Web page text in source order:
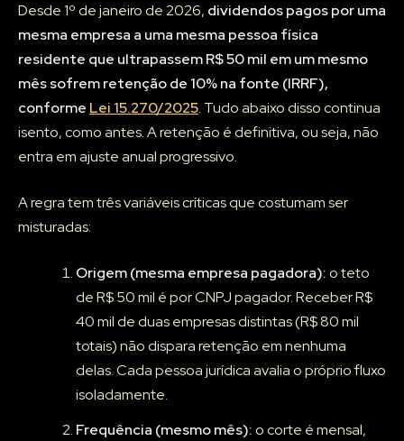
Desde 1º de janeiro de 2026, dividendos pagos por uma
mesma empresa a uma mesma pessoa física
residente que ultrapassem R$ 50 mil em um mesmo
mês sofrem retenção de 10% na fonte (IRRF),
conforme Lei 15.270/2025. Tudo abaixo disso continua
isento, como antes. A retenção é definitiva, ou seja, não
entra em ajuste anual progressivo.
A regra tem três variáveis críticas que costumam ser
misturadas:
Origem (mesma empresa pagadora):o teto
de R$ 50 mil é por CNPJ pagador. Receber R$
40 mil de duas empresas distintas (R$ 80 mil
totais) não dispara retenção em nenhuma
delas. Cada pessoa jurídica avalia o próprio fluxo
isoladamente.
Frequência (mesmo mês):o corte é mensal,